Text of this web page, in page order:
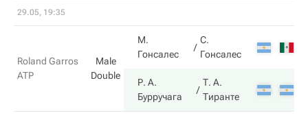
29.05, 19:35
Roland Garros
ATP
Male
Double
М.
Гонсалес
С.
Гонсалес
Р. А.
Бурручага
Т. А.
Тиранте